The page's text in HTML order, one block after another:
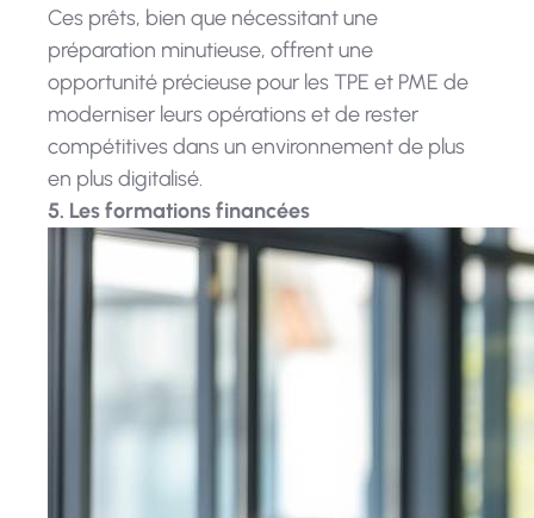
Ces prêts, bien que nécessitant une
préparation minutieuse, offrent une
opportunité précieuse pour les TPE et PME de
moderniser leurs opérations et de rester
compétitives dans un environnement de plus
en plus digitalisé.
5. Les formations financées